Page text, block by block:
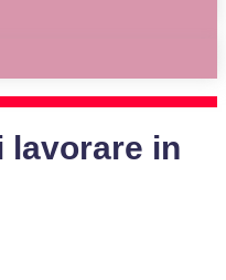
lavorare in